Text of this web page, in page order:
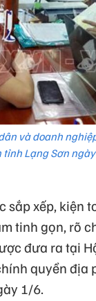
và doanh
tỉnh Lạng Sơn
sắp xếp, kiện
tinh gọn, rõ
đưa ra tại
quyền địa
1/6.